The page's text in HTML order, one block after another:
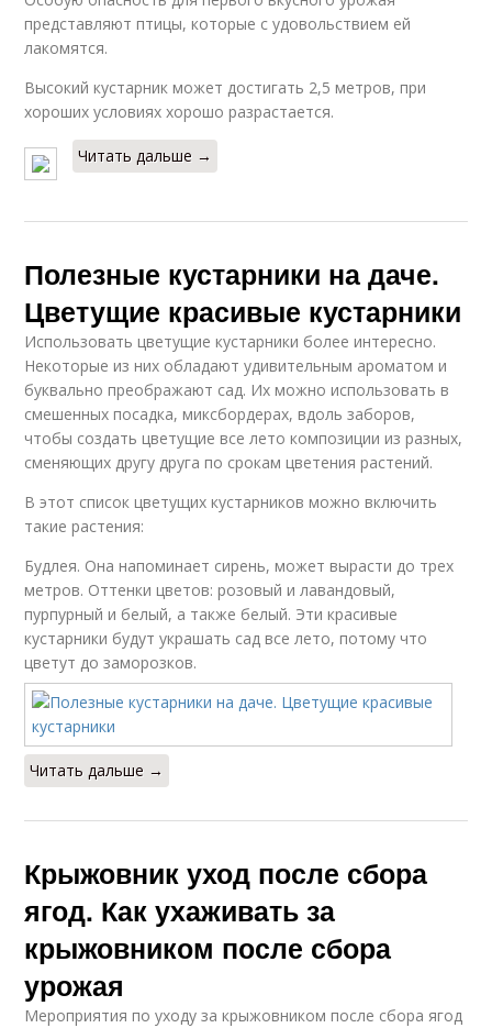
представляют птицы, которые с удовольствием ей
лакомятся.
Высокий кустарник может достигать 2,5 метров, при
хороших условиях хорошо разрастается.
Читать дальше →
Полезные кустарники на даче.
Цветущие красивые кустарники
Использовать цветущие кустарники более интересно.
Некоторые из них обладают удивительным ароматом и
буквально преображают сад. Их можно использовать в
смешенных посадка, миксбордерах, вдоль заборов,
чтобы создать цветущие все лето композиции из разных,
сменяющих другу друга по срокам цветения растений.
В этот список цветущих кустарников можно включить
такие растения:
Будлея. Она напоминает сирень, может вырасти до трех
метров. Оттенки цветов: розовый и лавандовый,
пурпурный и белый, а также белый. Эти красивые
кустарники будут украшать сад все лето, потому что
цветут до заморозков.
Читать дальше →
Крыжовник уход после сбора
ягод. Как ухаживать за
крыжовником после сбора
урожая
Мероприятия по уходу за крыжовником после сбора ягод